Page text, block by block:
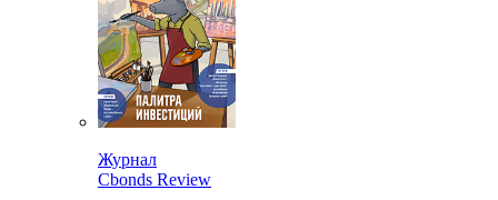
Журнал
Cbonds Review